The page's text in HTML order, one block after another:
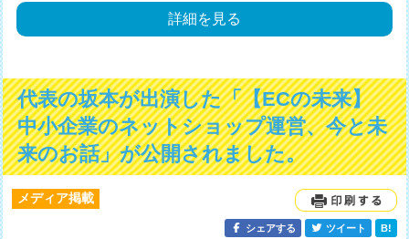
詳細を見る
代表の坂本が出演した「【ECの未来】
中小企業のネットショップ運営、今と未
来のお話」が公開されました。
メディア掲載
シェアする ツイート B!